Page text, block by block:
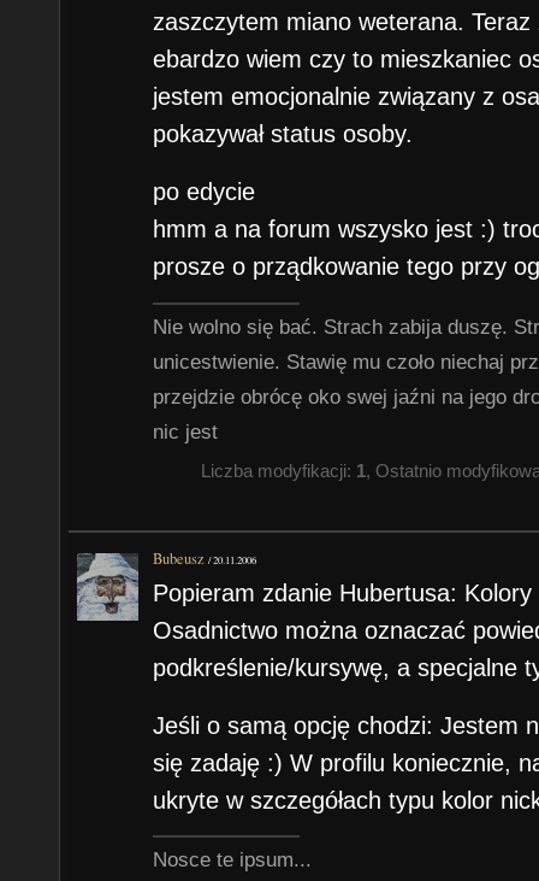
zaszczytem miano weterana.
ebardzo wiem czy to mieszkaniec
jestem emocjonalnie związany z
pokazywał status osoby.
po edycie
hmm a na forum wszysko jest :)
prosze o prządkowanie tego przy
Nie wolno się bać. Strach zabija duszę.
unicestwienie. Stawię mu czoło niechaj
przejdzie obrócę oko swej jaźni na jego
nic jest
Liczba modyfikacji: 1, Ostatnio
Bubeusz /20.11.2006
Popieram zdanie Hubertusa: Kolory
Osadnictwo można oznaczać
podkreślenie/kursywę, a specjalne
Jeśli o samą opcję chodzi: Jestem
się zadaję :) W profilu koniecznie,
ukryte w szczegółach typu kolor
Nosce te ipsum...